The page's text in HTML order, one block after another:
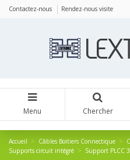
Contactez-nous Rendez-nous visite
Menu Chercher
Accueil Câbles Boitiers Connectique
Supports circuit intégré
Support PLCC
Panneau de gestion des cookies